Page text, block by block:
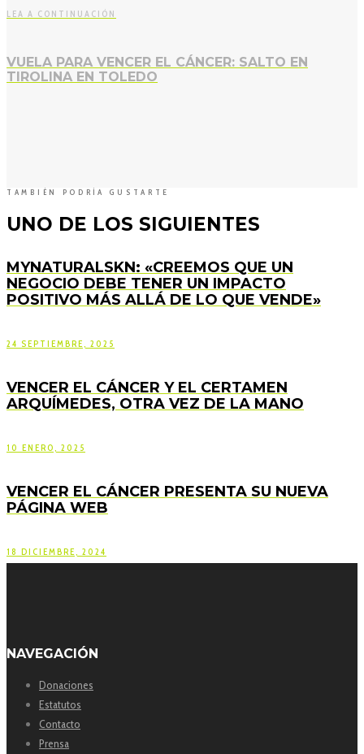
LEA A CONTINUACIÓN
VUELA PARA VENCER EL CÁNCER: SALTO EN
TIROLINA EN TOLEDO
TAMBIÉN PODRÍA GUSTARTE
UNO DE LOS SIGUIENTES
MYNATURALSKN: «CREEMOS QUE UN
NEGOCIO DEBE TENER UN IMPACTO
POSITIVO MÁS ALLÁ DE LO QUE VENDE»
24 SEPTIEMBRE, 2025
VENCER EL CÁNCER Y EL CERTAMEN
ARQUÍMEDES, OTRA VEZ DE LA MANO
10 ENERO, 2025
VENCER EL CÁNCER PRESENTA SU NUEVA
PÁGINA WEB
18 DICIEMBRE, 2024
NAVEGACIÓN
Donaciones
Estatutos
Contacto
Prensa